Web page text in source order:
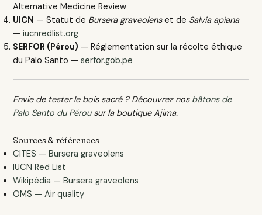
Alternative Medicine Review
UICN — Statut de Bursera graveolenset de Salvia apiana
—iucnredlist.org
SERFOR (Pérou) — Réglementation sur la récolte éthique
du Palo Santo —serfor.gob.pe
Envie de tester le bois sacré ? Découvrez nos bâtons de
Palo Santo du Pérousur la boutique Ajima.
Sources & références
CITES — Bursera graveolens
IUCN Red List
Wikipédia — Bursera graveolens
OMS — Air quality